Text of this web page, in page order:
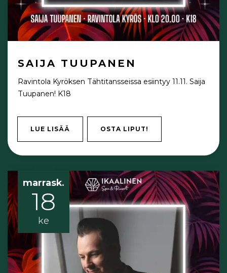
SAIJA TUUPANEN
Ravintola Kyröksen Tähtitansseissa esiintyy 11.11. Saija
Tuupanen! K18
LUE LISÄÄ OSTA LIPUT!
marrask.
18
ke